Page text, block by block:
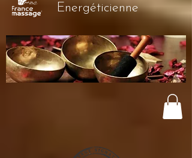
Energéticienne